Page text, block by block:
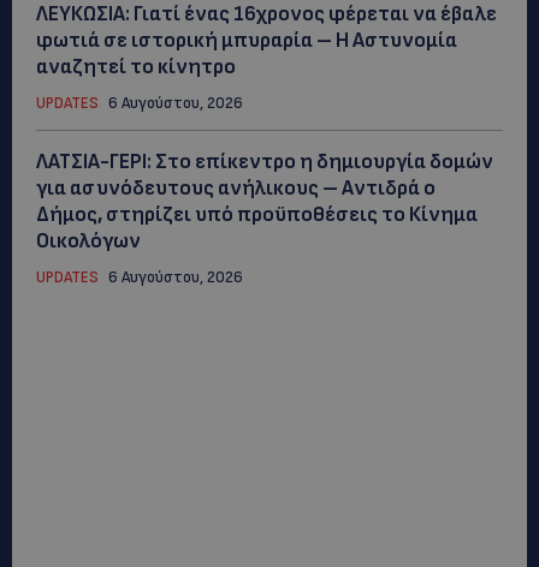
ΛΕΥΚΩΣΙΑ: Γιατί ένας 16χρονος φέρεται να έβαλε
φωτιά σε ιστορική μπυραρία – Η Αστυνομία
αναζητεί το κίνητρο
UPDATES 6 Αυγούστου, 2026
ΛΑΤΣΙΑ-ΓΕΡΙ: Στο επίκεντρο η δημιουργία δομών
για ασυνόδευτους ανήλικους – Αντιδρά ο
Δήμος, στηρίζει υπό προϋποθέσεις το Κίνημα
Οικολόγων
UPDATES 6 Αυγούστου, 2026